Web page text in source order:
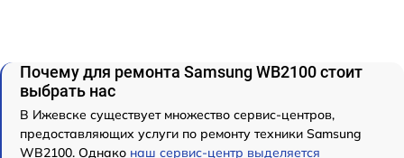
Почему для ремонта Samsung WB2100 стоит
выбрать нас
В Ижевске существует множество сервис-центров,
предоставляющих услуги по ремонту техники Samsung
WB2100. Однако наш сервис-центр выделяется